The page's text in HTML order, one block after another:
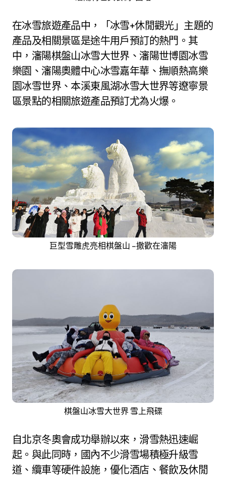
在冰雪旅遊產品中，「冰雪+休閒觀光」主題的
產品及相關景區是途牛用戶預訂的熱門。其
中，瀋陽棋盤山冰雪大世界、瀋陽世博園冰雪
樂園、瀋陽奧體中心冰雪嘉年華、撫順熱高樂
園冰雪世界、本溪東風湖冰雪大世界等遼寧景
區景點的相關旅遊產品預訂尤為火爆。
巨型雪雕虎亮相棋盤山 –撒歡在瀋陽
棋盤山冰雪大世界 雪上飛碟
自北京冬奧會成功舉辦以來，滑雪熱迅速崛
起。與此同時，國內不少滑雪場積極升級雪
道、纜車等硬件設施，優化酒店、餐飲及休閒